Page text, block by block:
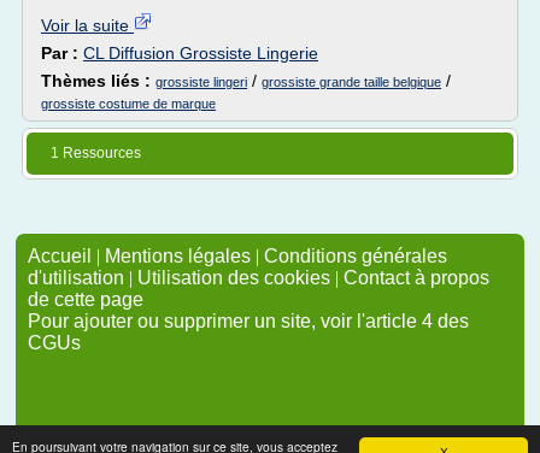
En poursuivant votre navigation sur ce site, vous acceptez
Voir la suite
Par : CL Diffusion Grossiste Lingerie
Thèmes liés : grossiste lingeri / grossiste grande taille belgique /
grossiste costume de marque
1 Ressources
Accueil | Mentions légales | Conditions générales
d'utilisation | Utilisation des cookies | Contact à propos
de cette page
Pour ajouter ou supprimer un site, voir l'article 4 des
CGUs